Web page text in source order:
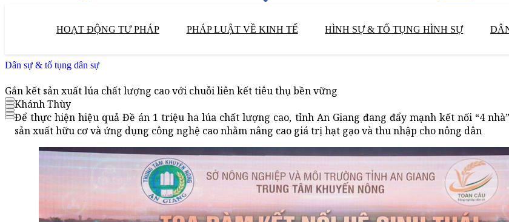
HOẠT ĐỘNG TƯ PHÁP PHÁP LUẬT VỀ KINH TẾ HÌNH SỰ & TỐ TỤNG HÌNH SỰ
Dân sự & tố tụng dân sự
Gắn kết sản xuất lúa chất lượng cao với chuỗi liên kết tiêu thụ bền vững
Khánh Thùy
Để thực hiện hiệu quả Đề án 1 triệu ha lúa chất lượng cao, tỉnh An Giang đang đẩy mạnh kết nối “4
sản xuất hữu cơ và ứng dụng công nghệ cao nhằm nâng cao giá trị hạt gạo và thu nhập cho nông dân